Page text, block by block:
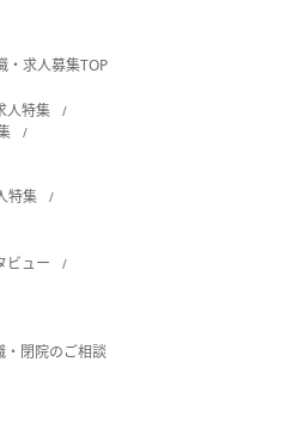
・求人募集TOP
人特集
特集
ビュー
・閉院のご相談